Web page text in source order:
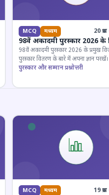
MCQ मध्यम 20
98वें अकादमी पुरस्कार 2026 के
98वें अकादमी पुरस्कार 2026 के प्रमुख
पुरस्कार वितरण के बारे में अपना ज्ञान परखें।
पुरस्कार और सम्मान प्रश्नोत्तरी
MCQ मध्यम 19